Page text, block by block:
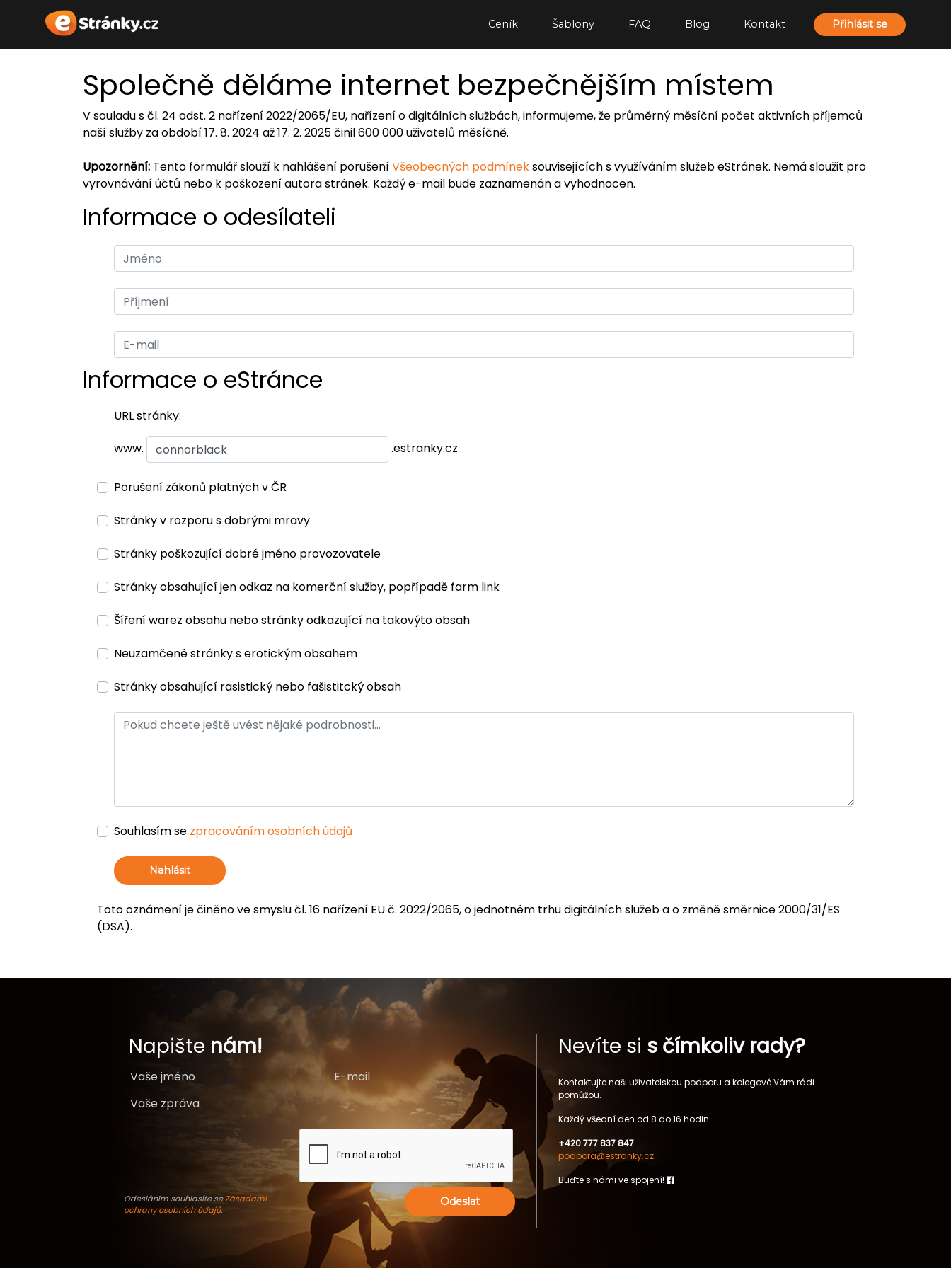
Ceník Šablony FAQ Blog Kontakt Přihlásit se
Společně děláme internet bezpečnějším místem
V souladu s čl. 24 odst. 2 nařízení 2022/2065/EU, nařízení o digitálních službách, informujeme, že průměrný měsíční počet aktivních příjemců
naší služby za období 17. 8. 2024 až 17. 2. 2025 činil 600 000 uživatelů měsíčně.
Upozornění: Tento formulář slouží k nahlášení porušeníVšeobecných podmíneksouvisejících s využíváním služeb eStránek. Nemá sloužit pro
vyrovnávání účtů nebo k poškození autora stránek. Každý e-mail bude zaznamenán a vyhodnocen.
Informace o odesílateli
Informace o eStránce
URL stránky:
www. .estranky.cz
Porušení zákonů platných v ČR
Stránky v rozporu s dobrými mravy
Stránky poškozující dobré jméno provozovatele
Stránky obsahující jen odkaz na komerční služby, popřípadě farm link
Šíření warez obsahu nebo stránky odkazující na takovýto obsah
Neuzamčené stránky s erotickým obsahem
Stránky obsahující rasistický nebo fašistitcký obsah
Souhlasím se zpracováním osobních údajů
Nahlásit
Toto oznámení je činěno ve smyslu čl. 16 nařízení EU č. 2022/2065, o jednotném trhu digitálních služeb a o změně směrnice 2000/31/ES
(DSA).
Napište nám!
Odesláním souhlasíte seZásadami
ochrany osobních údajů.
Odeslat
Nevíte si s čímkoliv rady?
Kontaktujte naši uživatelskou podporu a kolegové Vám rádi
pomůžou.
Každý všední den od 8 do 16 hodin.
+420 777 837 847
podpora@estranky.cz
Buďte s námi ve spojení!